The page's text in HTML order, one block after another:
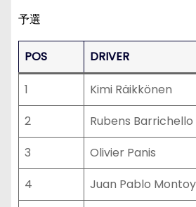
予選
POS DRIVER
1 Kimi Räikkönen
2
Rubens Barrichello
3
Olivier Panis
4
Juan Pablo